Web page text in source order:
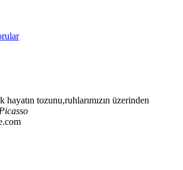
hayatın tozunu,ruhlarımızın üzerinden